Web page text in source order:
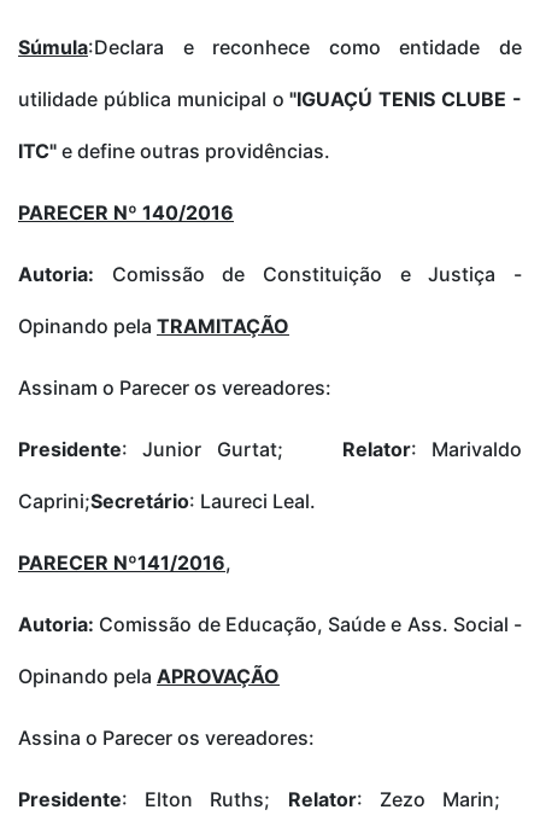
Súmula:Declara e reconhece como entidade de
utilidade pública municipal o"IGUAÇÚ TENIS CLUBE -
ITC" e define outras providências.
PARECER Nº 140/2016
Autoria: Comissão de Constituição e Justiça -
Opinando pela TRAMITAÇÃO
Assinam o Parecer os vereadores:
Presidente: Junior Gurtat; Relator: Marivaldo
Caprini;Secretário: Laureci Leal.
PARECER Nº141/2016,
Autoria: Comissão de Educação, Saúde e Ass. Social -
Opinando pela APROVAÇÃO
Assina o Parecer os vereadores:
Presidente: Elton Ruths; Relator: Zezo Marin;